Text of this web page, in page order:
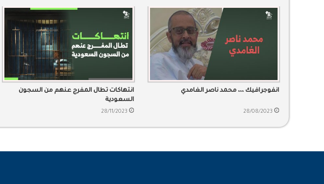
انفوجرافيك ،،، محمد ناصر الغامدي
28/08/2023
انتهاكات تطال المفرج عنهم من السجون
السعودية
28/11/2023